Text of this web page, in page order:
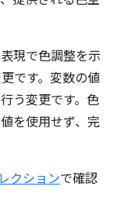
現で色調整を示
です。変数の値
う変更です。色
を使用せず、完
クションで確認